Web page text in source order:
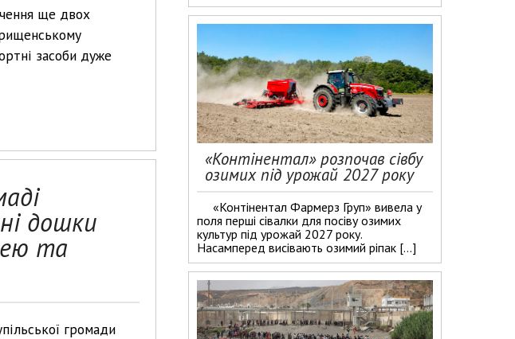
ще двох
засоби дуже
дошки
та
громади
«Контінентал» розпочав сівбу
озимих під урожай 2027 року
«Контінентал Фармерз Груп» вивела у
поля перші сівалки для посіву озимих
культур під урожай 2027 року.
Насамперед висівають озимий ріпак […]